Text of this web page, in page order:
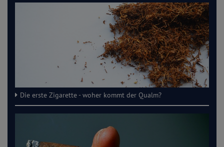
Die erste Zigarette - woher kommt der Qualm?